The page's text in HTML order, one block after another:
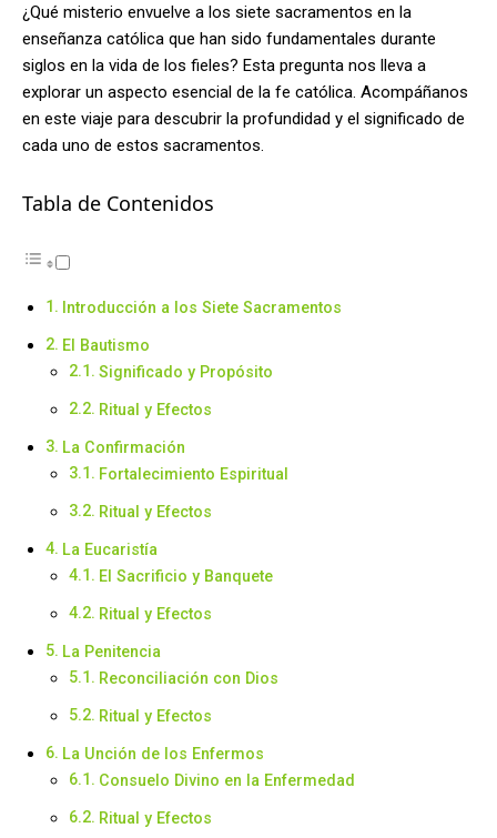
¿Qué misterio envuelve a los siete sacramentos en la
enseñanza católica que han sido fundamentales durante
siglos en la vida de los fieles? Esta pregunta nos lleva a
explorar un aspecto esencial de la fe católica. Acompáñanos
en este viaje para descubrir la profundidad y el significado de
cada uno de estos sacramentos.
Tabla de Contenidos
Introducción a los Siete Sacramentos
El Bautismo
Significado y Propósito
Ritual y Efectos
La Confirmación
Fortalecimiento Espiritual
Ritual y Efectos
La Eucaristía
El Sacrificio y Banquete
Ritual y Efectos
La Penitencia
Reconciliación con Dios
Ritual y Efectos
La Unción de los Enfermos
Consuelo Divino en la Enfermedad
Ritual y Efectos